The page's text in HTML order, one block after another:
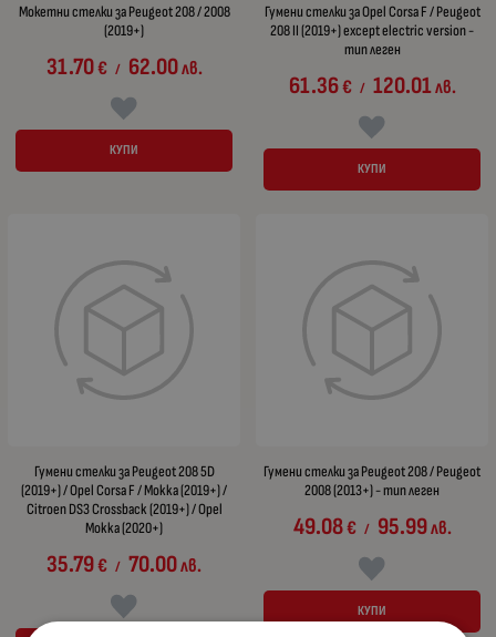
Мокетни стелки за Peugeot 208 / 2008
(2019+)
31.70€ / 62.00лв.
КУПИ
Гумени стелки за Opel Corsa F / Peugeot
208 II (2019+) except electric version -
тип леген
61.36€ / 120.01лв.
КУПИ
Гумени стелки за Peugeot 208 5D
(2019+) / Opel Corsa F / Mokka (2019+) /
Citroen DS3 Crossback (2019+) / Opel
Mokka (2020+)
35.79€ / 70.00лв.
Гумени стелки за Peugeot 208 / Peugeot
2008 (2013+) - тип леген
49.08€ / 95.99лв.
КУПИ